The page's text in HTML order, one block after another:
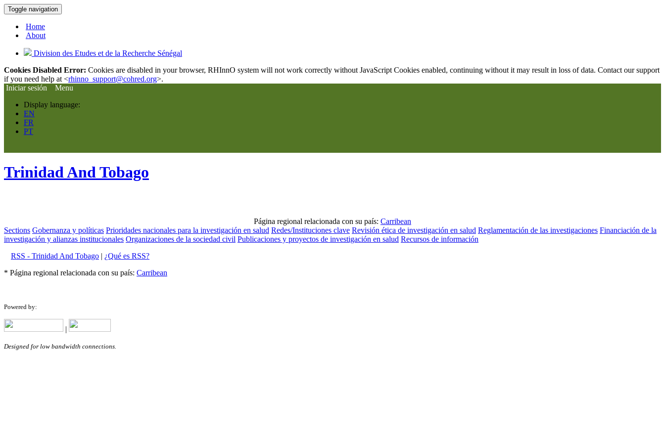
Toggle navigation
Home
About
Division des Etudes et de la Recherche Sénégal
Cookies Disabled Error: Cookies are disabled in your browser, RHInnO system will not work correctly without JavaScript Cookies enabled, continuing without it may result in loss of data. Contact our support
if you need help at <rhinno_support@cohred.org>.
Iniciar sesión
Menu
Display language:
EN
FR
PT
Trinidad And Tobago
Página regional relacionada con su país: Carribean
Sections Gobernanza y políticas Prioridades nacionales para la investigación en salud Redes/Instituciones clave Revisión ética de investigación en salud Reglamentación de las investigaciones Financiación de la
investigación y alianzas institucionales Organizaciones de la sociedad civil Publicaciones y proyectos de investigación en salud Recursos de información
RSS - Trinidad And Tobago | ¿Qué es RSS?
* Página regional relacionada con su país: Carribean
Powered by:
|
Designed for low bandwidth connections.